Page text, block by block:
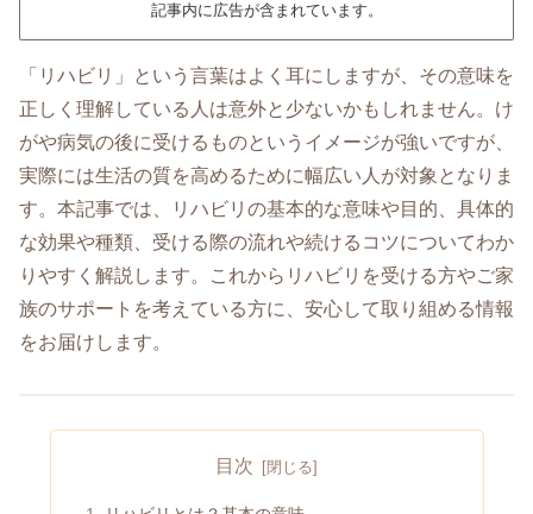
記事内に広告が含まれています。
「リハビリ」という言葉はよく耳にしますが、その意味を
正しく理解している人は意外と少ないかもしれません。け
がや病気の後に受けるものというイメージが強いですが、
実際には生活の質を高めるために幅広い人が対象となりま
す。本記事では、リハビリの基本的な意味や目的、具体的
な効果や種類、受ける際の流れや続けるコツについてわか
りやすく解説します。これからリハビリを受ける方やご家
族のサポートを考えている方に、安心して取り組める情報
をお届けします。
目次